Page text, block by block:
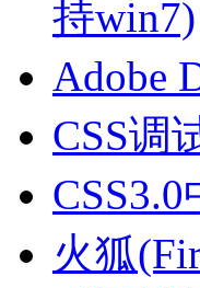
持win7)
Adobe
CSS调
火狐